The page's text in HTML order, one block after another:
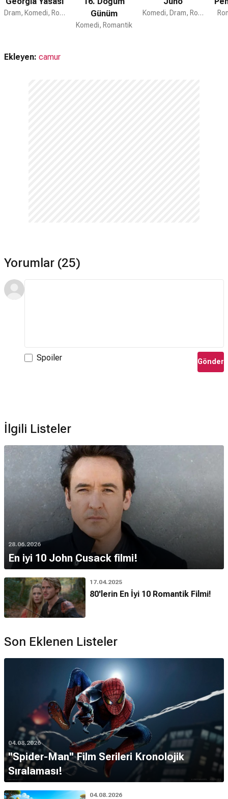
Dram, Komedi, Romantik
Günüm
Komedi, Romantik
Komedi, Dram, Romantik
Ekleyen: camur
Yorumlar (25)
Spoiler Gönder
İlgili Listeler
28.06.2026
En iyi 10 John Cusack filmi!
17.04.2025
80'lerin En İyi 10 Romantik Filmi!
Son Eklenen Listeler
04.08.2026
''Spider-Man'' Film Serileri Kronolojik
Sıralaması!
04.08.2026